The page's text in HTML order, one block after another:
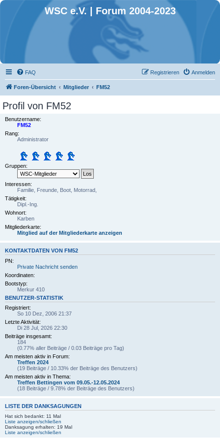
WSC e.V. | Forum 2004-2023
FAQ Anmelden
Registrieren
Foren-Übersicht Mitglieder FM52
Profil von FM52
Benutzername:
FM52
Rang:
Administrator
Gruppen:
Interessen:
Familie, Freunde, Boot, Motorrad,
Tätigkeit:
Dipl.-Ing.
Wohnort:
Karben
Mitgliederkarte:
Mitglied auf der Mitgliederkarte anzeigen
KONTAKTDATEN VON FM52
PN:
Private Nachricht senden
Koordinaten:
Bootstyp:
Merkur 410
BENUTZER-STATISTIK
Registriert:
So 10 Dez, 2006 21:37
Letzte Aktivität:
Di 28 Jul, 2026 22:30
Beiträge insgesamt:
184
(0.77% aller Beiträge / 0.03 Beiträge pro Tag)
Am meisten aktiv in Forum:
Treffen 2024
(19 Beiträge / 10.33% der Beiträge des Benutzers)
Am meisten aktiv in Thema:
Treffen Bettingen vom 09.05.-12.05.2024
(18 Beiträge / 9.78% der Beiträge des Benutzers)
LISTE DER DANKSAGUNGEN
Hat sich bedankt: 11 Mal
Liste anzeigen/schließen
Danksagung erhalten: 19 Mal
Liste anzeigen/schließen